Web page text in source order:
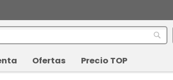
Ofertas Precio TOP